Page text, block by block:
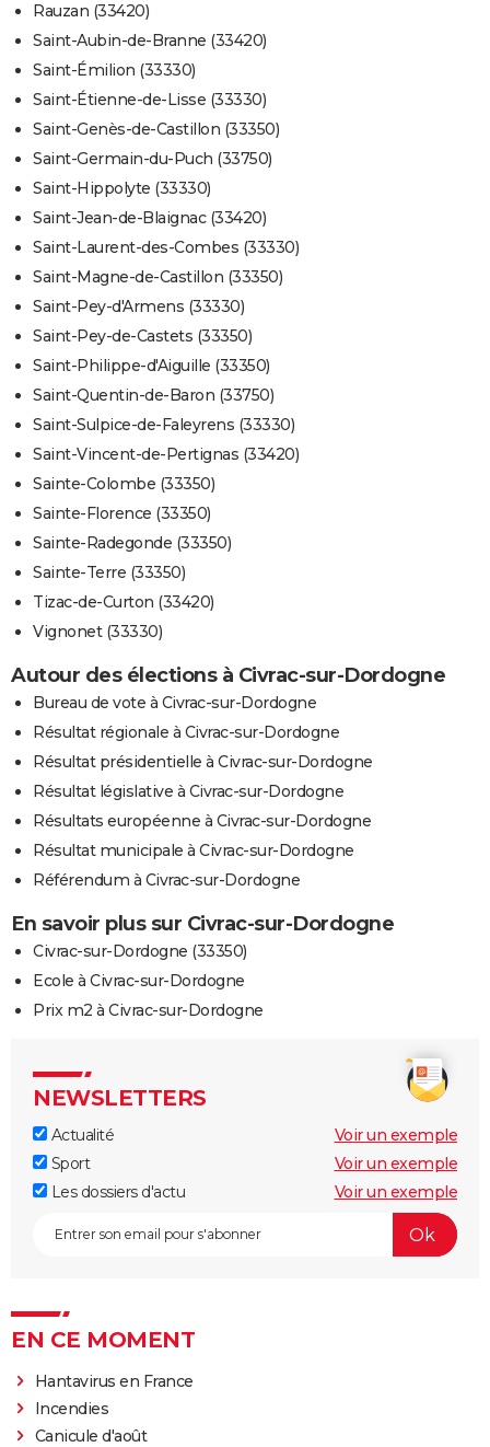
Rauzan (33420)
Saint-Aubin-de-Branne (33420)
Saint-Émilion (33330)
Saint-Étienne-de-Lisse (33330)
Saint-Genès-de-Castillon (33350)
Saint-Germain-du-Puch (33750)
Saint-Hippolyte (33330)
Saint-Jean-de-Blaignac (33420)
Saint-Laurent-des-Combes (33330)
Saint-Magne-de-Castillon (33350)
Saint-Pey-d'Armens (33330)
Saint-Pey-de-Castets (33350)
Saint-Philippe-d'Aiguille (33350)
Saint-Quentin-de-Baron (33750)
Saint-Sulpice-de-Faleyrens (33330)
Saint-Vincent-de-Pertignas (33420)
Sainte-Colombe (33350)
Sainte-Florence (33350)
Sainte-Radegonde (33350)
Sainte-Terre (33350)
Tizac-de-Curton (33420)
Vignonet (33330)
Autour des élections à Civrac-sur-Dordogne
Bureau de vote à Civrac-sur-Dordogne
Résultat régionale à Civrac-sur-Dordogne
Résultat présidentielle à Civrac-sur-Dordogne
Résultat législative à Civrac-sur-Dordogne
Résultats européenne à Civrac-sur-Dordogne
Résultat municipale à Civrac-sur-Dordogne
Référendum à Civrac-sur-Dordogne
En savoir plus sur Civrac-sur-Dordogne
Civrac-sur-Dordogne (33350)
Ecole à Civrac-sur-Dordogne
Prix m2 à Civrac-sur-Dordogne
NEWSLETTERS
Actualité
Voir un exemple
Sport
Voir un exemple
Les dossiers d'actu
Voir un exemple
EN CE MOMENT
Hantavirus en France
Incendies
Canicule d'août